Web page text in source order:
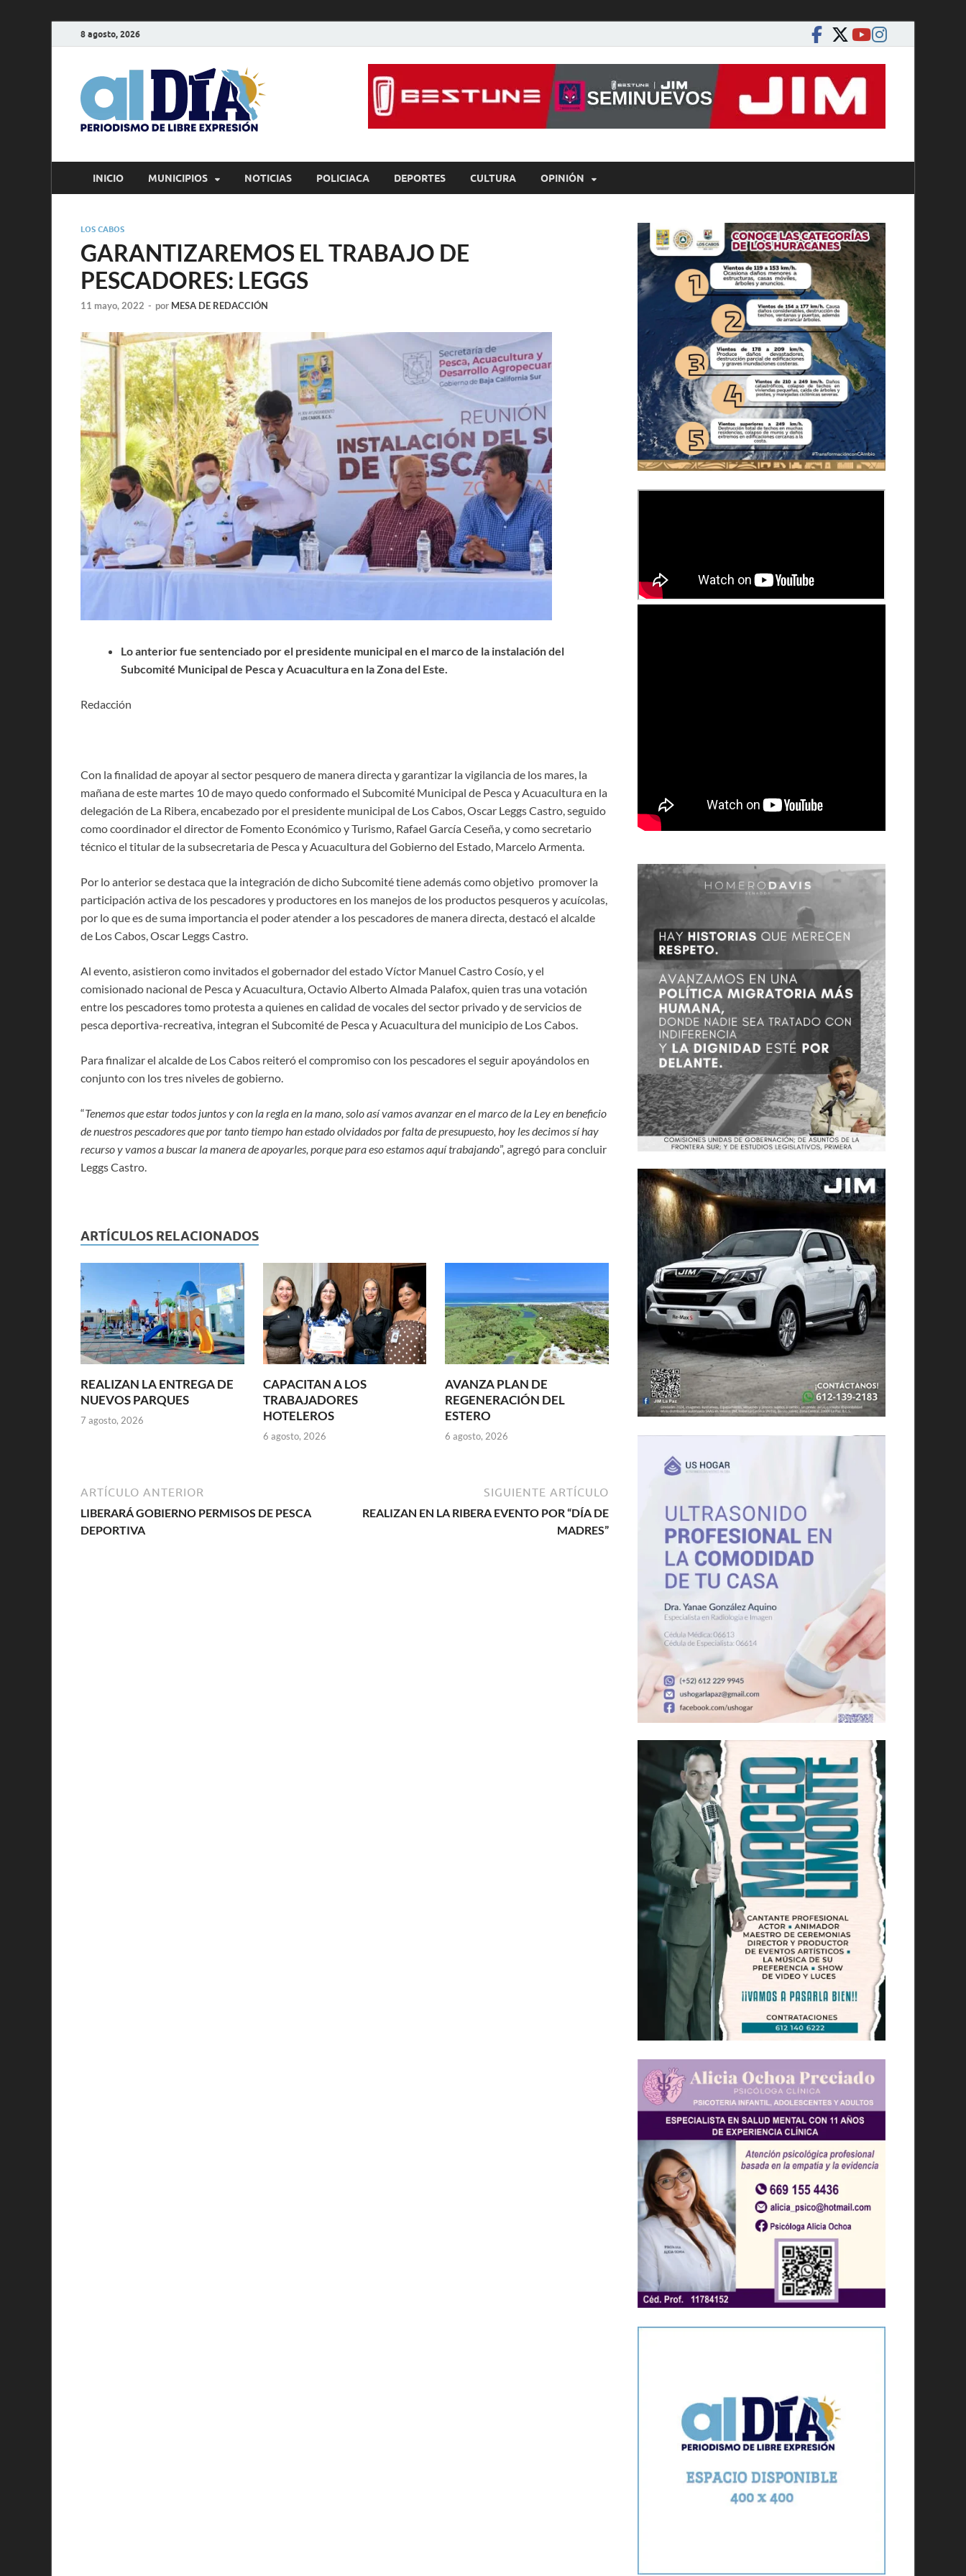
8 agosto, 2026
alDíaBCS
Periodismo de libre expresión
INICIO MUNICIPIOS NOTICIAS POLICIACA DEPORTES CULTURA OPINIÓN
LOS CABOS
GARANTIZAREMOS EL TRABAJO DE
PESCADORES: LEGGS
11 mayo, 2022 - por MESA DE REDACCIÓN
Lo anterior fue sentenciado por el presidente municipal en el marco de la instalación del
Subcomité Municipal de Pesca y Acuacultura en la Zona del Este.
Redacción
Con la finalidad de apoyar al sector pesquero de manera directa y garantizar la vigilancia de los mares, la
mañana de este martes 10 de mayo quedo conformado el Subcomité Municipal de Pesca y Acuacultura en la
delegación de La Ribera, encabezado por el presidente municipal de Los Cabos, Oscar Leggs Castro, seguido
como coordinador el director de Fomento Económico y Turismo, Rafael García Ceseña, y como secretario
técnico el titular de la subsecretaria de Pesca y Acuacultura del Gobierno del Estado, Marcelo Armenta.
Por lo anterior se destaca que la integración de dicho Subcomité tiene además como objetivo promover la
participación activa de los pescadores y productores en los manejos de los productos pesqueros y acuícolas,
por lo que es de suma importancia el poder atender a los pescadores de manera directa, destacó el alcalde
de Los Cabos, Oscar Leggs Castro.
Al evento, asistieron como invitados el gobernador del estado Víctor Manuel Castro Cosío, y el
comisionado nacional de Pesca y Acuacultura, Octavio Alberto Almada Palafox, quien tras una votación
entre los pescadores tomo protesta a quienes en calidad de vocales del sector privado y de servicios de
pesca deportiva-recreativa, integran el Subcomité de Pesca y Acuacultura del municipio de Los Cabos.
Para finalizar el alcalde de Los Cabos reiteró el compromiso con los pescadores el seguir apoyándolos en
conjunto con los tres niveles de gobierno.
“Tenemos que estar todos juntos y con la regla en la mano, solo así vamos avanzar en el marco de la Ley en beneficio
de nuestros pescadores que por tanto tiempo han estado olvidados por falta de presupuesto, hoy les decimos sí hay
recurso y vamos a buscar la manera de apoyarles, porque para eso estamos aquí trabajando”, agregó para concluir
Leggs Castro.
ARTÍCULOS RELACIONADOS
REALIZAN LA ENTREGA DE
NUEVOS PARQUES
7 agosto, 2026
CAPACITAN A LOS
TRABAJADORES
HOTELEROS
6 agosto, 2026
AVANZA PLAN DE
REGENERACIÓN DEL
ESTERO
6 agosto, 2026
ARTÍCULO ANTERIOR
LIBERARÁ GOBIERNO PERMISOS DE PESCA
DEPORTIVA
SIGUIENTE ARTÍCULO
REALIZAN EN LA RIBERA EVENTO POR “DÍA DE
MADRES”